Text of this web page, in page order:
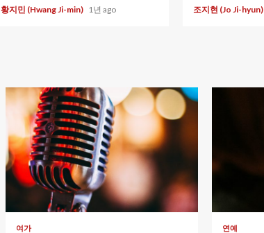
황지민 (Hwang Ji-min) 1년 ago 조지현 (Jo Ji-hyun)
1 min read
여가 연예